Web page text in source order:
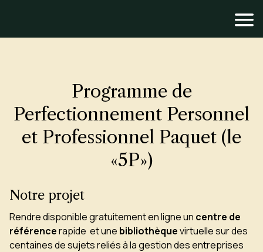
Programme de
Perfectionnement Personnel
et Professionnel Paquet (le
«5P»)
Notre projet
Rendre disponible gratuitement en ligne un centre de
référencerapide et une bibliothèquevirtuelle sur des
centaines de sujets reliés à la gestion des entreprises